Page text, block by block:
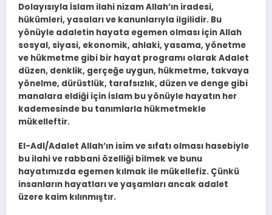
Dolayısıyla İslam ilahi nizam Allah’ın iradesi,
hükümleri, yasaları ve kanunlarıyla ilgilidir. Bu
yönüyle adaletin hayata egemen olması için Allah
sosyal, siyasi, ekonomik, ahlaki, yasama, yönetme
ve hükmetme gibi bir hayat programı olarak Adalet
düzen, denklik, gerçeğe uygun, hükmetme, takvaya
yönelme, dürüstlük, tarafsızlık, düzen ve denge gibi
manalara eldiği için İslam bu yönüyle hayatın her
kademesinde bu tanımlarla hükmetmekle
mükelleftir.
El-Adl/Adalet Allah’ın isim ve sıfatı olması hasebiyle
bu ilahi ve rabbani özelliği bilmek ve bunu
hayatımızda egemen kılmak ile mükellefiz. Çünkü
insanların hayatları ve yaşamları ancak adalet
üzere kaim kılınmıştır.